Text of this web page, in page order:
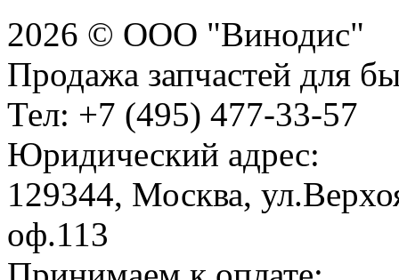
2026 © ООО "Винодис"
Продажа запчастей для
Тел: +7 (495) 477-33-57
Юридический адрес:
129344, Москва,
оф.113